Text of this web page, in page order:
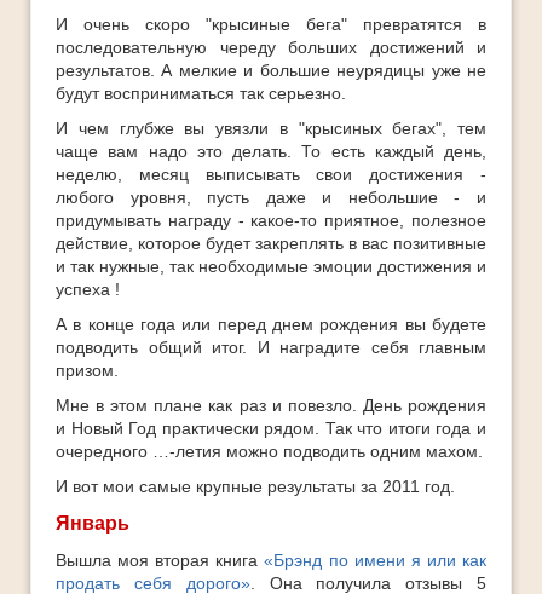
И очень скоро "крысиные бега" превратятся в
последовательную череду больших достижений и
результатов. А мелкие и большие неурядицы уже не
будут восприниматься так серьезно.
И чем глубже вы увязли в "крысиных бегах", тем
чаще вам надо это делать. То есть каждый день,
неделю, месяц выписывать свои достижения -
любого уровня, пусть даже и небольшие - и
придумывать награду - какое-то приятное, полезное
действие, которое будет закреплять в вас позитивные
и так нужные, так необходимые эмоции достижения и
успеха !
А в конце года или перед днем рождения вы будете
подводить общий итог. И наградите себя главным
призом.
Мне в этом плане как раз и повезло. День рождения
и Новый Год практически рядом. Так что итоги года и
очередного …-летия можно подводить одним махом.
И вот мои самые крупные результаты за 2011 год.
Январь
Вышла моя вторая книга«Брэнд по имени я или как
продать себя дорого». Она получила отзывы 5